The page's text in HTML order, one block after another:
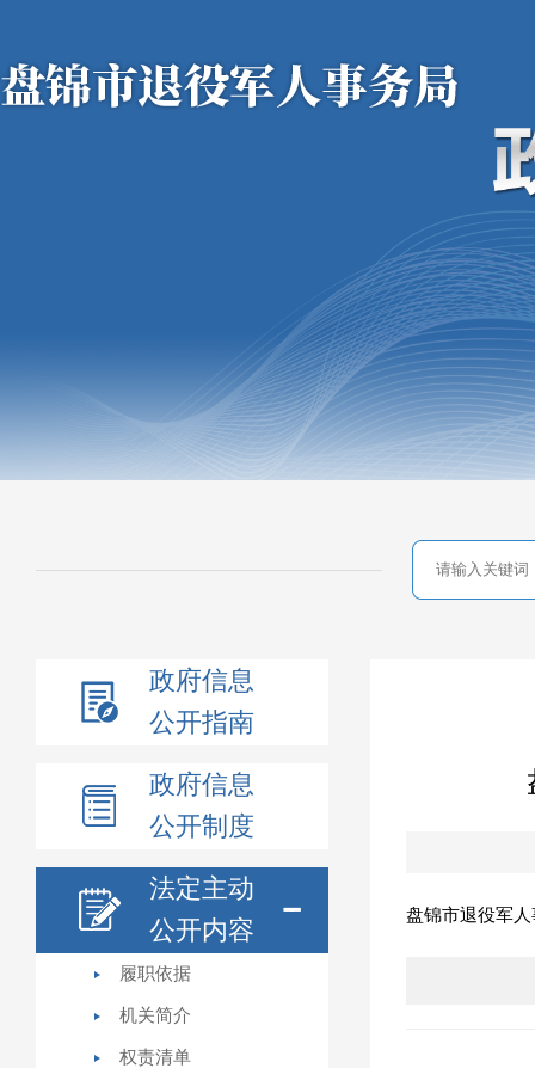
政府信息
公开指南
政府信息
公开制度
法定主动
公开内容
履职依据
机关简介
权责清单
盘锦市退役军